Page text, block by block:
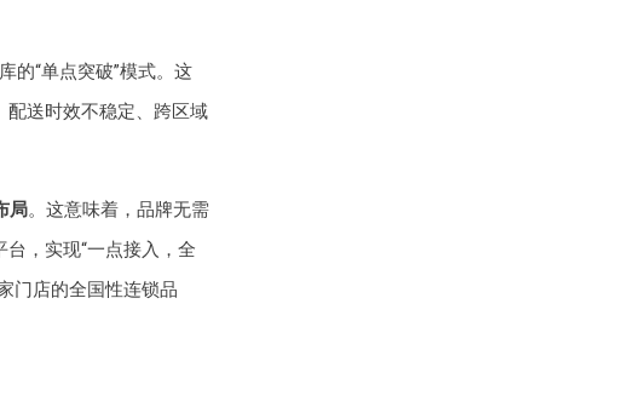
的“单点突破”模式。这
配送时效不稳定、跨区域
局。这意味着，品牌无需
，实现“一点接入，全
门店的全国性连锁品